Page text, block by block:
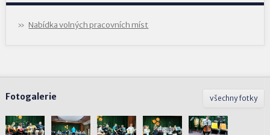
Nabídka volných pracovních míst
všechny fotky
Fotogalerie